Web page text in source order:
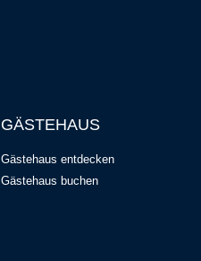
GÄSTEHAUS
Gästehaus entdecken
Gästehaus buchen